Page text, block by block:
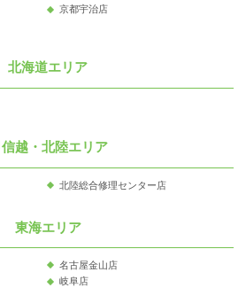
京都宇治店
北海道エリア
信越・北陸エリア
北陸総合修理センター店
東海エリア
名古屋金山店
岐阜店